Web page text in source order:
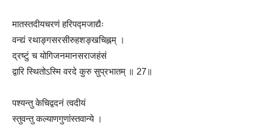
मातस्तदीयचरणं हरिपद्मजाद्यैः
वन्द्यं रथाङ्गसरसीरुहशङ्खचिह्नम् ।
द्रष्टुं च योगिजनमानसराजहंसं
द्वारि स्थितोऽस्मि वरदे कुरु सुप्रभातम् ॥ 27॥
पश्यन्तु केचिद्वदनं त्वदीयं
स्तुवन्तु कल्याणगुणांस्तवान्ये ।